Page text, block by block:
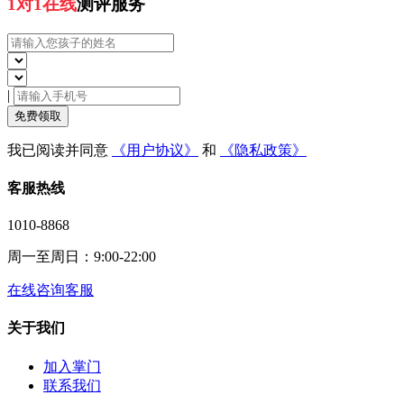
1对1在线测评服务
|
免费领取
我已阅读并同意 《用户协议》 和 《隐私政策》
客服热线
1010-8868
周一至周日：9:00-22:00
在线咨询客服
关于我们
加入掌门
联系我们